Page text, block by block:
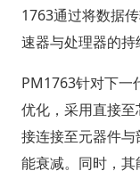
1763通过将数据
速器与处理器的持
PM1763针对下一
优化，采用直接
接连接至元器件
能衰减。同时，